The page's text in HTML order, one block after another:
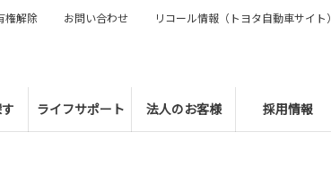
ライフサポート 法人のお客様 採用情報
権解除 お問い合わせ リコール情報（トヨタ自動車サイト）